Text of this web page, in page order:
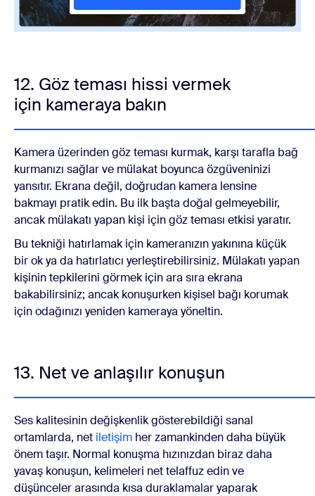
12. Göz teması hissi vermek
için kameraya bakın
Kamera üzerinden göz teması kurmak, karşı tarafla bağ
kurmanızı sağlar ve mülakat boyunca özgüveninizi
yansıtır. Ekrana değil, doğrudan kamera lensine
bakmayı pratik edin. Bu ilk başta doğal gelmeyebilir,
ancak mülakatı yapan kişi için göz teması etkisi yaratır.
Bu tekniği hatırlamak için kameranızın yakınına küçük
bir ok ya da hatırlatıcı yerleştirebilirsiniz. Mülakatı yapan
kişinin tepkilerini görmek için ara sıra ekrana
bakabilirsiniz; ancak konuşurken kişisel bağı korumak
için odağınızı yeniden kameraya yöneltin.
13. Net ve anlaşılır konuşun
Ses kalitesinin değişkenlik gösterebildiği sanal
ortamlarda, net iletişim her zamankinden daha büyük
önem taşır. Normal konuşma hızınızdan biraz daha
yavaş konuşun, kelimeleri net telaffuz edin ve
düşünceler arasında kısa duraklamalar yaparak